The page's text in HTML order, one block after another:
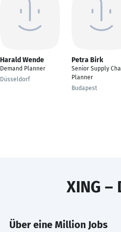
Harald Wende
Demand Planner
Düsseldorf
Petra Birk
Senior Supply
Planner
Budapest
XING
Über eine Million Jobs